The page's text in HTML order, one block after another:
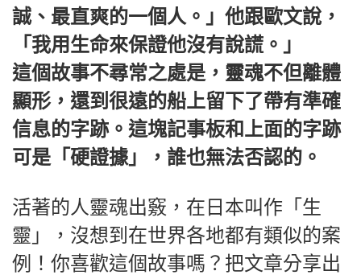
誠、最直爽的一個人。」他跟歐文說，
「我用生命來保證他沒有說謊。」
這個故事不尋常之處是，靈魂不但離體
顯形，還到很遠的船上留下了帶有準確
信息的字跡。這塊記事板和上面的字跡
可是「硬證據」，誰也無法否認的。
活著的人靈魂出竅，在日本叫作「生
靈」，沒想到在世界各地都有類似的案
例！你喜歡這個故事嗎？把文章分享出